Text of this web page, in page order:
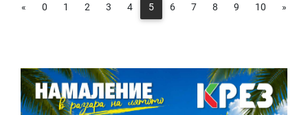
« 0 1 2 3 4 5 6 7 8 9 10 »